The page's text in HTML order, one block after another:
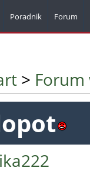
Poradnik Forum
>